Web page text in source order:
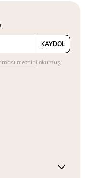
KAYDOL
metnini okumuş,